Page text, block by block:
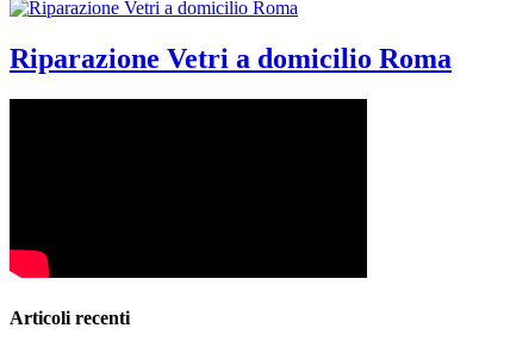
Riparazione Vetri a domicilio Roma
Articoli recenti